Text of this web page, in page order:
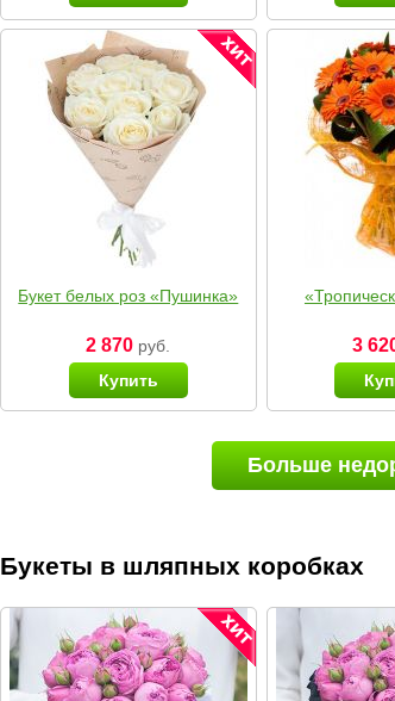
Букет белых роз «Пушинка»
2 870 руб.
Купить
3
Больше
Букеты в шляпных коробках